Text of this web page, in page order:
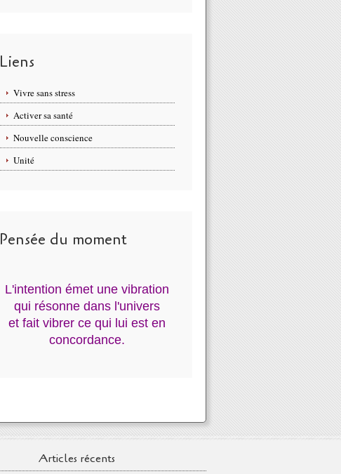
Liens
Vivre sans stress
Activer sa santé
Nouvelle conscience
Unité
Pensée du moment
L'intention émet une vibration
qui résonne dans l'univers
et fait vibrer ce qui lui est en
concordance.
Articles récents